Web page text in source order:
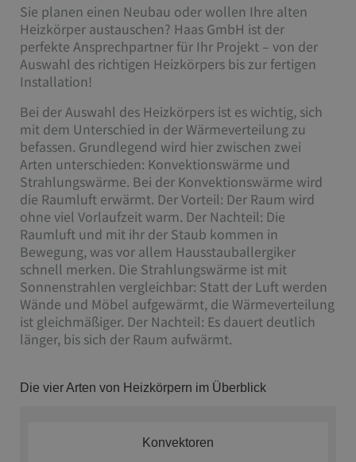
Sie planen einen Neubau oder wollen Ihre alten
Heizkörper austauschen? Haas GmbH ist der
perfekte Ansprechpartner für Ihr Projekt – von der
Auswahl des richtigen Heizkörpers bis zur fertigen
Installation!
Bei der Auswahl des Heizkörpers ist es wichtig, sich
mit dem Unterschied in der Wärmeverteilung zu
befassen. Grundlegend wird hier zwischen zwei
Arten unterschieden: Konvektionswärme und
Strahlungswärme. Bei der Konvektionswärme wird
die Raumluft erwärmt. Der Vorteil: Der Raum wird
ohne viel Vorlaufzeit warm. Der Nachteil: Die
Raumluft und mit ihr der Staub kommen in
Bewegung, was vor allem Hausstauballergiker
schnell merken. Die Strahlungswärme ist mit
Sonnenstrahlen vergleichbar: Statt der Luft werden
Wände und Möbel aufgewärmt, die Wärmeverteilung
ist gleichmäßiger. Der Nachteil: Es dauert deutlich
länger, bis sich der Raum aufwärmt.
Die vier Arten von Heizkörpern im Überblick
Konvektoren